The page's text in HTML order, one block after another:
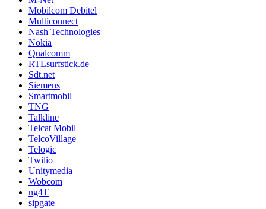
Mobilcom Debitel
Multiconnect
Nash Technologies
Nokia
Qualcomm
RTLsurfstick.de
Sdt.net
Siemens
Smartmobil
TNG
Talkline
Telcat Mobil
TelcoVillage
Telogic
Twilio
Unitymedia
Wobcom
ng4T
sipgate